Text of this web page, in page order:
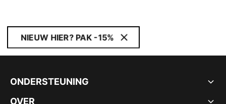
NIEUW HIER? PAK -15%
ONDERSTEUNING
OVER